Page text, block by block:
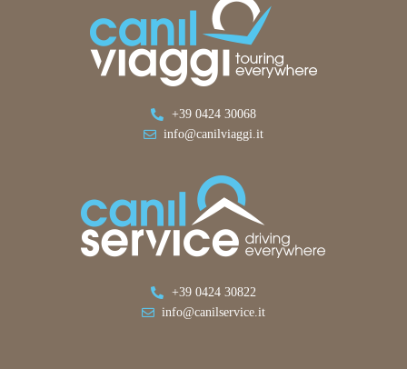
+39 0424 30068
info@canilviaggi.it
+39 0424 30822
info@canilservice.it